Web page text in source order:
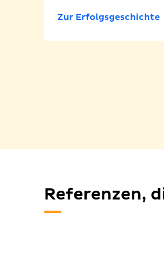
Zur Erfolgsgeschichte
Referenzen,